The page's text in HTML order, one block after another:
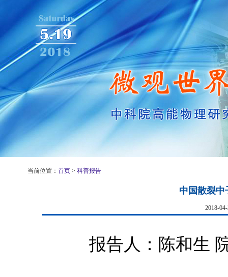
当前位置： 首页 > 科普报告
中国散裂
2018-
报告人：陈和生